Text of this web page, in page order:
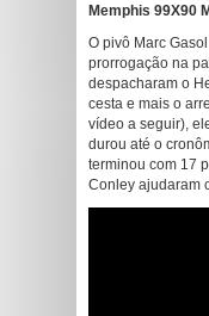
Memphis 99X90
O pivô Marc
prorrogação na
despacharam o
cesta e mais o
vídeo a seguir),
durou até o
terminou com 17
Conley ajudaram